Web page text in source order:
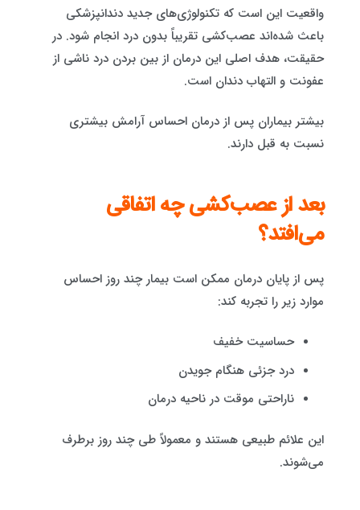
واقعیت این است که تکنولوژی‌های جدید دندانپزشکی
باعث شده‌اند عصب‌کشی تقریباً بدون درد انجام شود. در
حقیقت، هدف اصلی این درمان از بین بردن درد ناشی از
عفونت و التهاب دندان است.
بیشتر بیماران پس از درمان احساس آرامش بیشتری
نسبت به قبل دارند.
بعد از عصب‌کشی چه اتفاقی
می‌افتد؟
پس از پایان درمان ممکن است بیمار چند روز احساس
موارد زیر را تجربه کند:
حساسیت خفیف
درد جزئی هنگام جویدن
ناراحتی موقت در ناحیه درمان
این علائم طبیعی هستند و معمولاً طی چند روز برطرف
می‌شوند.